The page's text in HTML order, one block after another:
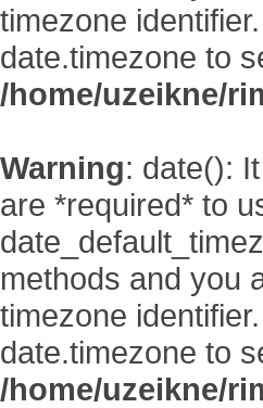
timezone
date.timezone to
/home/uzeikne/
Warning: date():
are *required* to
methods and you
timezone
date.timezone to
/home/uzeikne/